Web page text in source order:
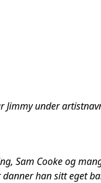
under
Sam Cooke og
han sitt eget